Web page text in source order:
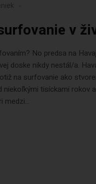
v
No predsa na
doske nikdy nestál/a.
na surfovanie ako
tisíckami rokov
medzi...